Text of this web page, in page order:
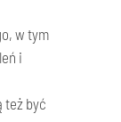
w tym
i
też być